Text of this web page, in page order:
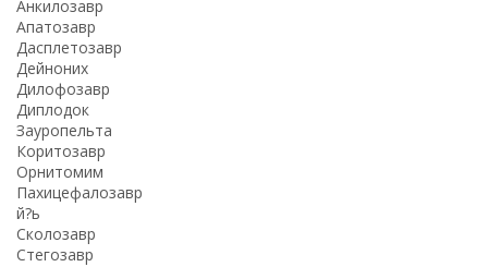
Анкилозавр
Апатозавр
Дасплетозавр
Дейноних
Дилофозавр
Диплодок
Зауропельта
Коритозавр
Орнитомим
Пахицефалозавр
й?ь
Сколозавр
Стегозавр